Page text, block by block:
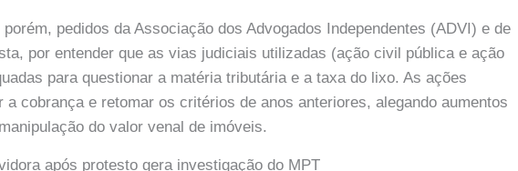
pedidos da Associação dos Advogados Independentes (ADVI) e de
por entender que as vias judiciais utilizadas (ação civil pública e ação
para questionar a matéria tributária e a taxa do lixo. As ações
a cobrança e retomar os critérios de anos anteriores, alegando aumentos
do valor venal de imóveis.
após protesto gera investigação do MPT